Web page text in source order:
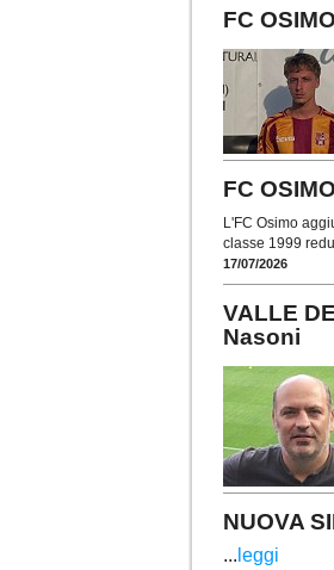
FC
FC
L'FC Osimo
classe 1999
17/07/2026
VALLE
Nasoni
NUOVA
... leggi